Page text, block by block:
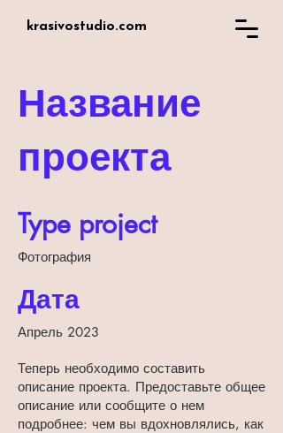
krasivostudio.com
Название
проекта
Type project
Фотография
Дата
Апрель 2023
Теперь необходимо составить
описание проекта. Предоставьте общее
описание или сообщите о нем
подробнее: чем вы вдохновлялись, как